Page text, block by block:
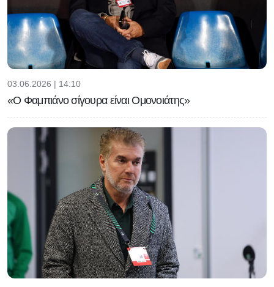
03.06.2026 | 14:10
«Ο Φαμπιάνο σίγουρα είναι Ομονοιάτης»